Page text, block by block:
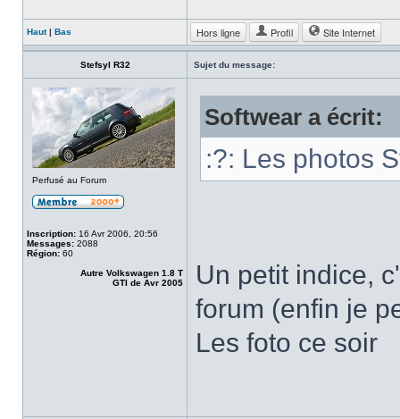
Haut| Bas Hors ligne Profil Site Internet
Stefsyl R32 Sujet du message:
Perfusé au Forum
Inscription: 16 Avr 2006, 20:56
Messages: 2088
Région: 60
Autre Volkswagen 1.8 T
GTI de Avr 2005
Softwear a écrit:
:?: Les photos
Un petit indice,
forum (enfin je
Les foto ce soir